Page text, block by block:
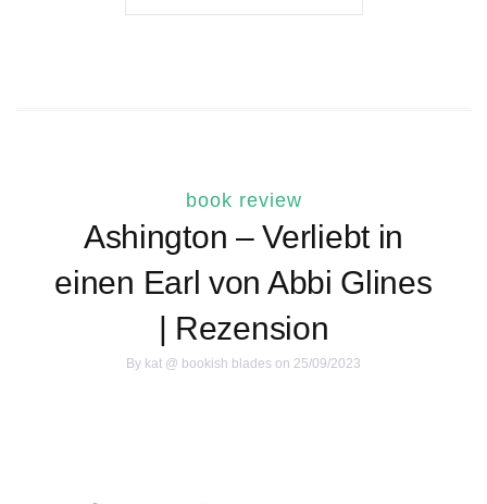
book review
Ashington – Verliebt in
einen Earl von Abbi Glines
| Rezension
By kat @ bookish blades on 25/09/2023